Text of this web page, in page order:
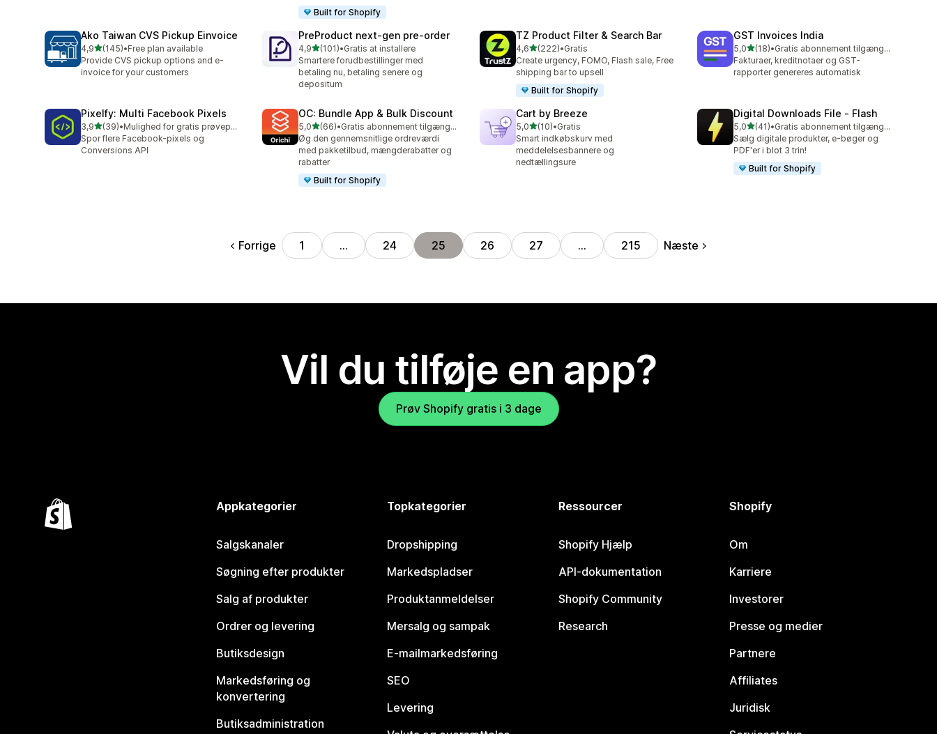
Built for Shopify
Ako Taiwan CVS Pickup Einvoice
4,9ud af 5 stjerner
(145)
145 anmeldelser i alt
•Free plan available
Provide CVS pickup options and e-
invoice for your customers
PreProduct next‑gen pre‑order
4,9ud af 5 stjerner
(101)
101 anmeldelser i alt
•Gratis at installere
Smartere forudbestillinger med
betaling nu, betaling senere og
depositum
TZ Product Filter & Search Bar
4,6ud af 5 stjerner
(222)
222 anmeldelser i alt
•Gratis
Create urgency, FOMO, Flash sale, Free
shipping bar to upsell
Built for Shopify
GST Invoices India
5,0ud af 5 stjerner
(18)
18 anmeldelser i alt
•
Gratis abonnement tilgængeligt
Fakturaer, kreditnotaer og GST-
rapporter genereres automatisk
Pixelfy: Multi Facebook Pixels
3,9ud af 5 stjerner
(39)
39 anmeldelser i alt
•
Mulighed for gratis prøveperiode
Spor flere Facebook-pixels og
Conversions API
OC: Bundle App & Bulk Discount
5,0ud af 5 stjerner
(66)
66 anmeldelser i alt
•
Gratis abonnement tilgængeligt
Øg den gennemsnitlige ordreværdi
med pakketilbud, mængderabatter og
rabatter
Built for Shopify
Cart by Breeze
5,0ud af 5 stjerner
(10)
10 anmeldelser i alt
•Gratis
Smart indkøbskurv med
meddelelsesbannere og
nedtællingsure
Digital Downloads File ‑ Flash
5,0ud af 5 stjerner
(41)
41 anmeldelser i alt
•
Gratis abonnement tilgængeligt
Sælg digitale produkter, e-bøger og
PDF'er i blot 3 trin!
Built for Shopify
Forrige 1 … 24 25 26 27 … 215 Næste
Vil du tilføje en app?
Prøv Shopify gratis i 3 dage
Appkategorier
Salgskanaler
Søgning efter produkter
Salg af produkter
Ordrer og levering
Butiksdesign
Markedsføring og
konvertering
Butiksadministration
Topkategorier
Dropshipping
Markedspladser
Produktanmeldelser
Mersalg og sampak
E-mailmarkedsføring
SEO
Levering
Ressourcer
Shopify Hjælp
API-dokumentation
Shopify Community
Research
Shopify
Om
Karriere
Investorer
Presse og medier
Partnere
Affiliates
Juridisk